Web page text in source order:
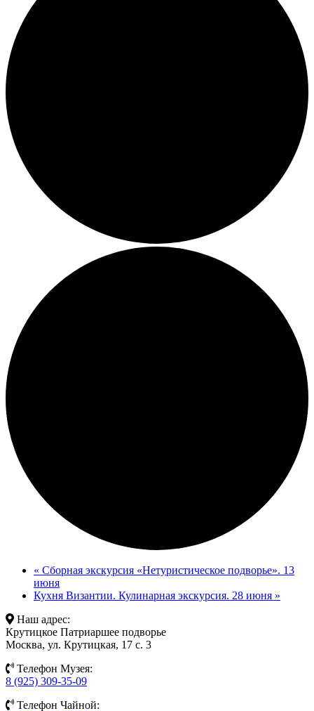
« Сборная экскурсия «Нетуристическое подворье». 13
июня
Кухня Византии. Кулинарная экскурсия. 28 июня »
Наш адрес:
Крутицкое Патриаршее подворье
Москва, ул. Крутицкая, 17 с. 3
Телефон Музея:
8 (925) 309-35-09
Телефон Чайной: